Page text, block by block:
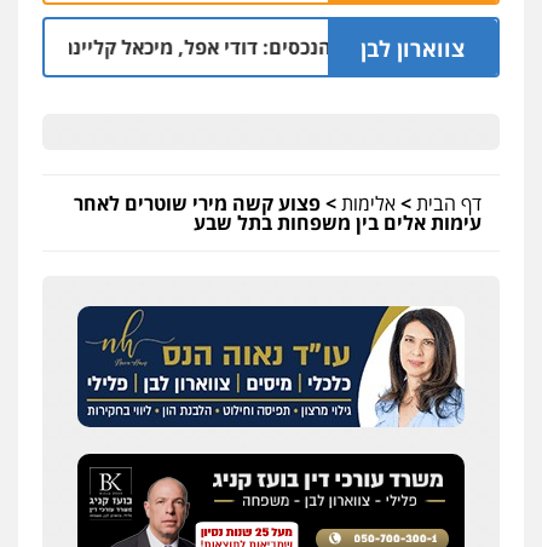
צווארון לבן
בפרשת הסתרת-הנכסים: דודי אפל, מיכאל קליינר והאחים איציק
דף הבית>אלימות>פצוע קשה מירי שוטרים לאחר
עימות אלים בין משפחות בתל שבע